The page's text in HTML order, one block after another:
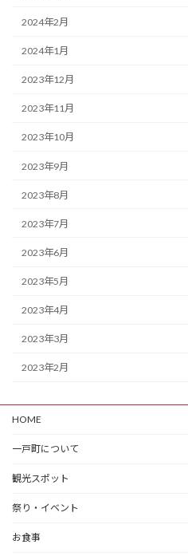
2024年2月
2024年1月
2023年12月
2023年11月
2023年10月
2023年9月
2023年8月
2023年7月
2023年6月
2023年5月
2023年4月
2023年3月
2023年2月
HOME
一戸町について
観光スポット
祭り・イベント
お食事